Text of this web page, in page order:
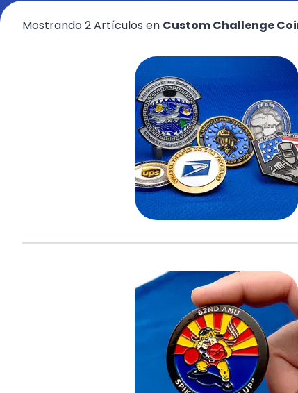
Mostrando 2 Artículos en Custom Challenge